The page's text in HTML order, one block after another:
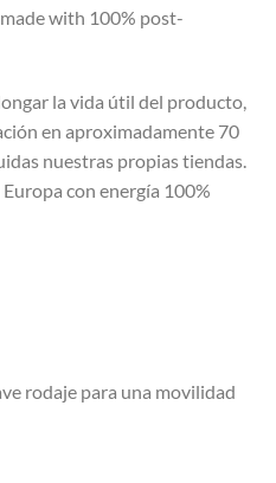
with 100% post-
la vida útil del producto,
en aproximadamente 70
nuestras propias tiendas.
con energía 100%
rodaje para una movilidad